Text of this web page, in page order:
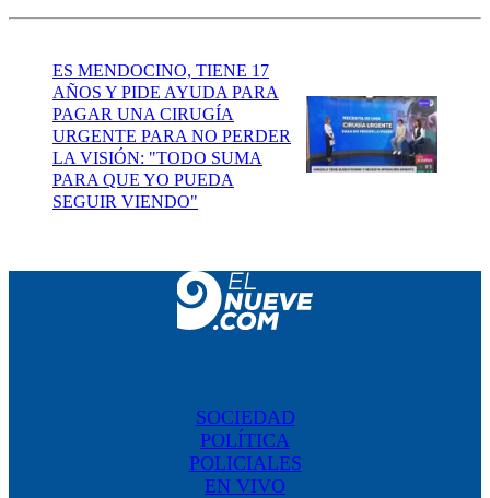
ES MENDOCINO, TIENE 17
AÑOS Y PIDE AYUDA PARA
PAGAR UNA CIRUGÍA
URGENTE PARA NO PERDER
LA VISIÓN: "TODO SUMA
PARA QUE YO PUEDA
SEGUIR VIENDO"
SOCIEDAD
POLÍTICA
POLICIALES
EN VIVO